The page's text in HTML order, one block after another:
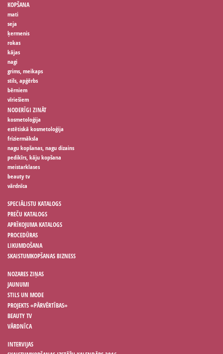
KOPŠANA
mati
seja
ķermenis
rokas
kājas
nagi
grims, meikaps
stils, apģērbs
bērniem
vīriešiem
NODERĪGI ZINĀT
kosmetoloģija
estētiskā kosmetoloģija
friziermāksla
nagu kopšanas, nagu dizains
pedikīrs, kāju kopšana
meistarklases
beauty tv
vārdnīca
SPECIĀLISTU KATALOGS
PREČU KATALOGS
APRĪKOJUMA KATALOGS
PROCEDŪRAS
LIKUMDOŠANA
SKAISTUMKOPŠANAS BIZNESS
NOZARES ZIŅAS
JAUNUMI
STILS UN MODE
PROJEKTS «PĀRVĒRTĪBAS»
BEAUTY TV
VĀRDNĪCA
INTERVIJAS